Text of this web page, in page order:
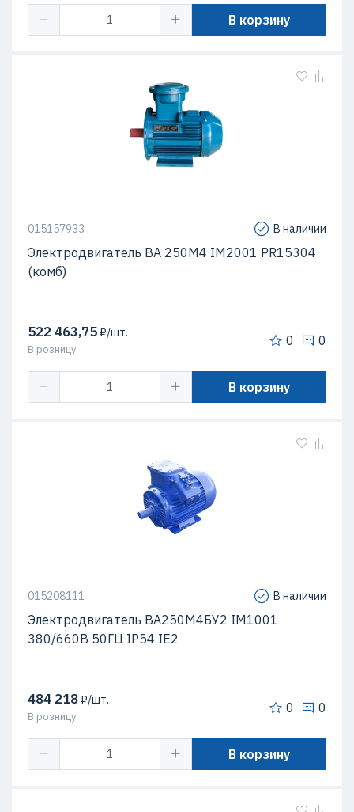
В корзину
015157933 В наличии
Электродвигатель ВА 250М4 IM2001 PR15304
(комб)
522 463,75₽/шт.
В розницу
0 0
В корзину
015208111 В наличии
Электродвигатель ВА250М4БУ2 IМ1001
380/660В 50ГЦ IР54 IЕ2
484 218₽/шт.
В розницу
0 0
В корзину